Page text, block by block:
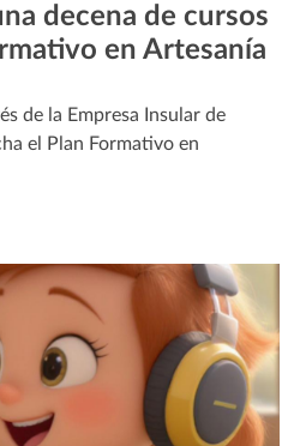
decena de cursos
en Artesanía
de la Empresa Insular de
el Plan Formativo en